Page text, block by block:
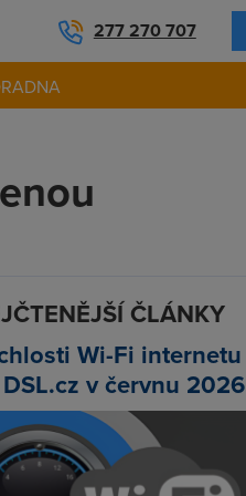
277 270 707
ČLÁNKY
Wi-Fi internetu
v červnu 2026